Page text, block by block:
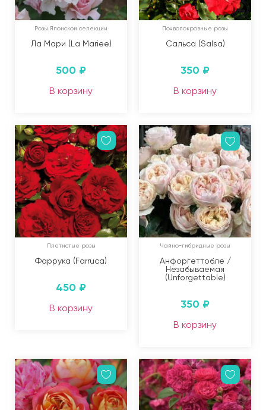
Розы Японской селекции
Ла Мари (La Mariee)
500 ₽
В корзину
Почвопокровные розы
Сальса (Salsa)
350 ₽
В корзину
Плетистые розы
Фаррука (Farruca)
450 ₽
В корзину
Чайно-гибридные розы
Анфоргеттобле /
Незабываемая
(Unforgettable)
350 ₽
В корзину